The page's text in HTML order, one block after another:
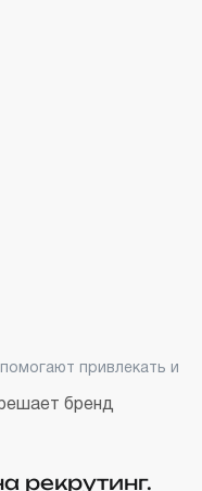
привлекать и
бренд
рекрутинг.